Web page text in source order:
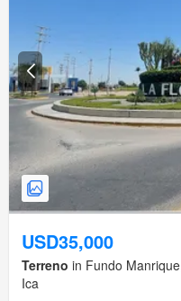
USD35,000
Terreno in Fundo
Ica